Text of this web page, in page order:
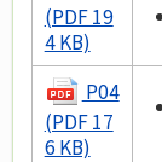
(PDF 19
4 KB)
P04
(PDF 17
6 KB)